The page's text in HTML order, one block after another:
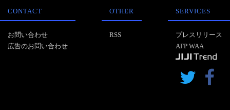
CONTACT
お問い合わせ
広告のお問い合わせ
OTHER
RSS
SERVICES
プレスリリース
AFP WAA